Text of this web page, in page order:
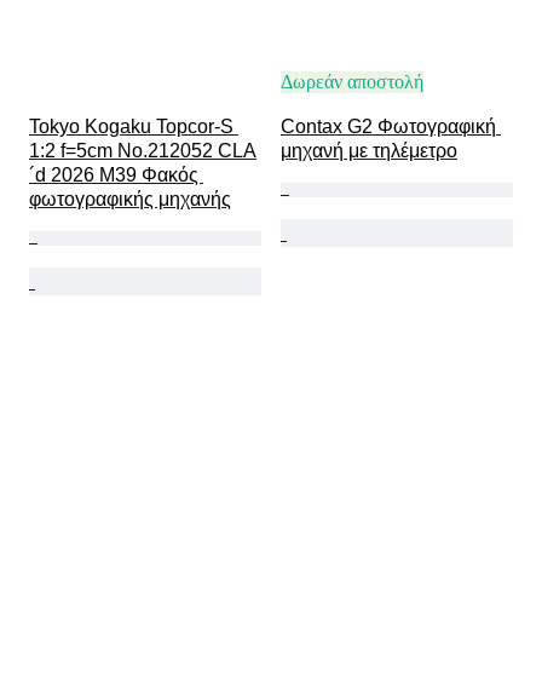
Tokyo Kogaku Topcor-S
1:2 f=5cm No.212052 CLA
´d 2026 M39 Φακός
φωτογραφικής μηχανής
Δωρεάν αποστολή
Contax G2 Φωτογραφική
μηχανή με τηλέμετρο